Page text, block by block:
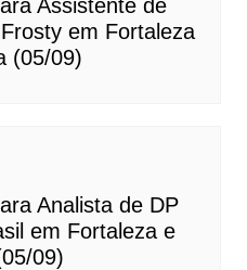
Assistente de
em Fortaleza
(05/09)
Analista de DP
em Fortaleza e
09)